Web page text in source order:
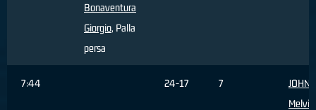
Bonaventura
Giorgio, Palla
persa
7:44 24-17 7
Melvin